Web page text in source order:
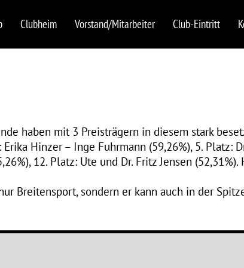
Clubheim Vorstand/Mitarbeiter Club-Eintritt
haben mit 3 Preisträgern in diesem stark
Hinzer – Inge Fuhrmann (59,26%), 5. Platz:
12. Platz: Ute und Dr. Fritz Jensen
Breitensport, sondern er kann auch in der